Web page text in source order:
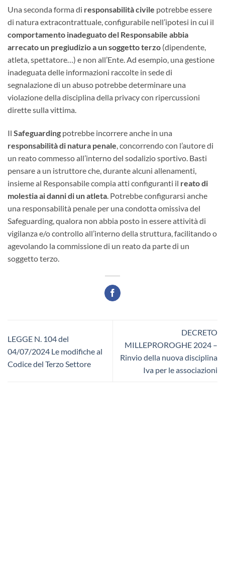
Una seconda forma di responsabilità civile potrebbe essere
di natura extracontrattuale, configurabile nell’ipotesi in cui il
comportamento inadeguato del Responsabile abbia
arrecato un pregiudizio a un soggetto terzo (dipendente,
atleta, spettatore…) e non all’Ente. Ad esempio, una gestione
inadeguata delle informazioni raccolte in sede di
segnalazione di un abuso potrebbe determinare una
violazione della disciplina della privacy con ripercussioni
dirette sulla vittima.
Il Safeguarding potrebbe incorrere anche in una
responsabilità di natura penale, concorrendo con l’autore di
un reato commesso all’interno del sodalizio sportivo. Basti
pensare a un istruttore che, durante alcuni allenamenti,
insieme al Responsabile compia atti configuranti il reato di
molestia ai danni di un atleta. Potrebbe configurarsi anche
una responsabilità penale per una condotta omissiva del
Safeguarding, qualora non abbia posto in essere attività di
vigilanza e/o controllo all’interno della struttura, facilitando o
agevolando la commissione di un reato da parte di un
soggetto terzo.
LEGGE N. 104 del
04/07/2024 Le modifiche al
Codice del Terzo Settore
DECRETO
MILLEPROROGHE 2024 –
Rinvio della nuova disciplina
Iva per le associazioni